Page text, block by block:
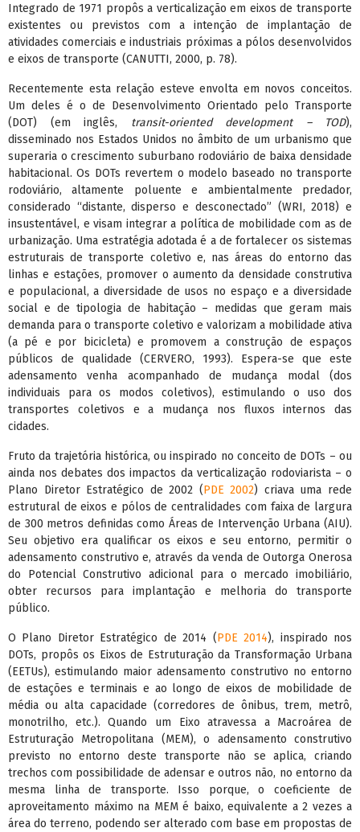
Integrado de 1971 propôs a verticalização em eixos de transporte
existentes ou previstos com a intenção de implantação de
atividades comerciais e industriais próximas a pólos desenvolvidos
e eixos de transporte (CANUTTI, 2000, p. 78).
Recentemente esta relação esteve envolta em novos conceitos.
Um deles é o de Desenvolvimento Orientado pelo Transporte
(DOT) (em inglês, transit-oriented development – TOD),
disseminado nos Estados Unidos no âmbito de um urbanismo que
superaria o crescimento suburbano rodoviário de baixa densidade
habitacional. Os DOTs revertem o modelo baseado no transporte
rodoviário, altamente poluente e ambientalmente predador,
considerado “distante, disperso e desconectado” (WRI, 2018) e
insustentável, e visam integrar a política de mobilidade com as de
urbanização. Uma estratégia adotada é a de fortalecer os sistemas
estruturais de transporte coletivo e, nas áreas do entorno das
linhas e estações, promover o aumento da densidade construtiva
e populacional, a diversidade de usos no espaço e a diversidade
social e de tipologia de habitação – medidas que geram mais
demanda para o transporte coletivo e valorizam a mobilidade ativa
(a pé e por bicicleta) e promovem a construção de espaços
públicos de qualidade (CERVERO, 1993). Espera-se que este
adensamento venha acompanhado de mudança modal (dos
individuais para os modos coletivos), estimulando o uso dos
transportes coletivos e a mudança nos fluxos internos das
cidades.
Fruto da trajetória histórica, ou inspirado no conceito de DOTs – ou
ainda nos debates dos impactos da verticalização rodoviarista – o
Plano Diretor Estratégico de 2002 (PDE 2002) criava uma rede
estrutural de eixos e pólos de centralidades com faixa de largura
de 300 metros definidas como Áreas de Intervenção Urbana (AIU).
Seu objetivo era qualificar os eixos e seu entorno, permitir o
adensamento construtivo e, através da venda de Outorga Onerosa
do Potencial Construtivo adicional para o mercado imobiliário,
obter recursos para implantação e melhoria do transporte
público.
O Plano Diretor Estratégico de 2014 (PDE 2014), inspirado nos
DOTs, propôs os Eixos de Estruturação da Transformação Urbana
(EETUs), estimulando maior adensamento construtivo no entorno
de estações e terminais e ao longo de eixos de mobilidade de
média ou alta capacidade (corredores de ônibus, trem, metrô,
monotrilho, etc.). Quando um Eixo atravessa a Macroárea de
Estruturação Metropolitana (MEM), o adensamento construtivo
previsto no entorno deste transporte não se aplica, criando
trechos com possibilidade de adensar e outros não, no entorno da
mesma linha de transporte. Isso porque, o coeficiente de
aproveitamento máximo na MEM é baixo, equivalente a 2 vezes a
área do terreno, podendo ser alterado com base em propostas de